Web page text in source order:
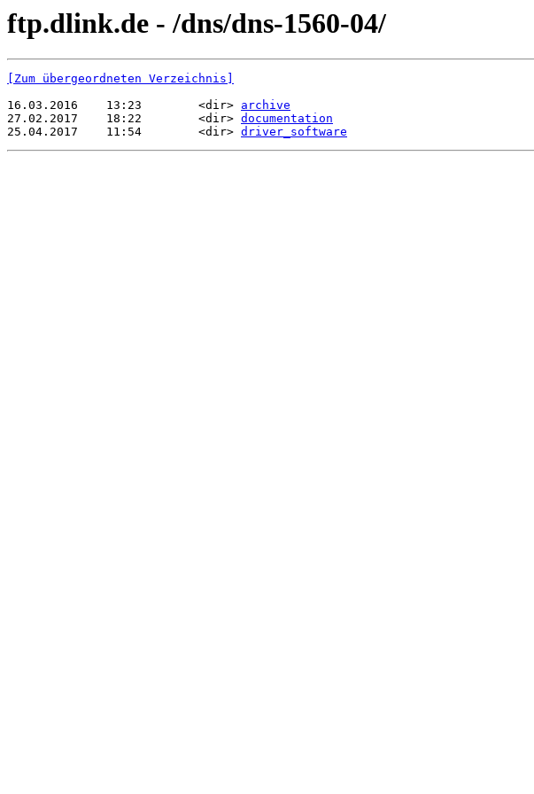
ftp.dlink.de - /dns/dns-1560-04/
[Zum übergeordneten Verzeichnis]
16.03.2016    13:23        <dir> archive
27.02.2017    18:22        <dir> documentation
25.04.2017    11:54        <dir> driver_software